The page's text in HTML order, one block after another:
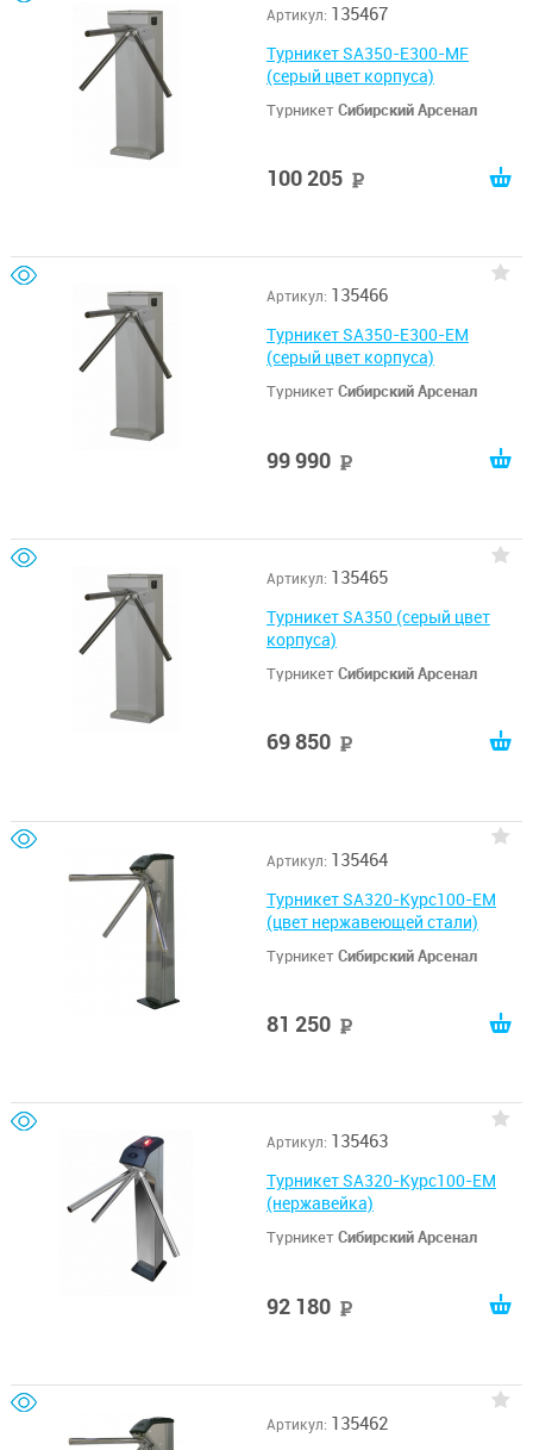
Артикул: 135467
Турникет SA350-E300-MF
(серый цвет корпуса)
ТурникетСибирский Арсенал
100 205
Артикул: 135466
Турникет SA350-E300-EM
(серый цвет корпуса)
ТурникетСибирский Арсенал
99 990
Артикул: 135465
Турникет SA350 (серый цвет
корпуса)
ТурникетСибирский Арсенал
69 850
Артикул: 135464
Турникет SA320-Курс100-EM
(цвет нержавеющей стали)
ТурникетСибирский Арсенал
81 250
Артикул: 135463
Турникет SA320-Курс100-EM
(нержавейка)
ТурникетСибирский Арсенал
92 180
Артикул: 135462